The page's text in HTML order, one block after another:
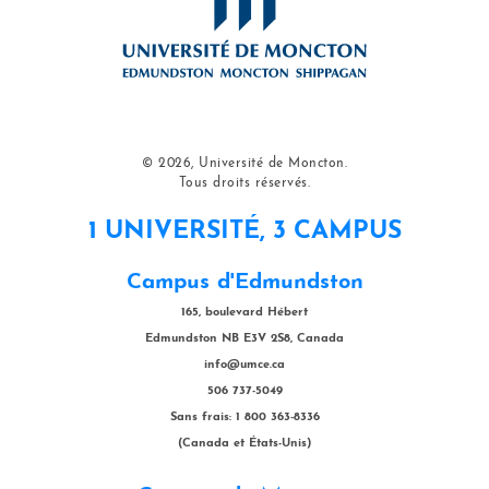
© 2026, Université de Moncton.
Tous droits réservés.
1 UNIVERSITÉ, 3 CAMPUS
Campus d'Edmundston
165, boulevard Hébert
Edmundston NB E3V 2S8, Canada
info@umce.ca
506 737-5049
Sans frais: 1 800 363-8336
(Canada et États-Unis)